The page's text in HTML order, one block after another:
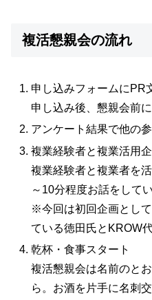
複活懇親会の流れ
申し込みフォームにPR
申し込み後、懇親会前
アンケート結果で他の
複業経験者と複業活用
複業経験者と複業者を
～10分程度お話をして
※今回は初回企画とし
ている徳田氏とKROW
乾杯・食事スタート
複活懇親会は名前のと
ら。お酒を片手に名刺